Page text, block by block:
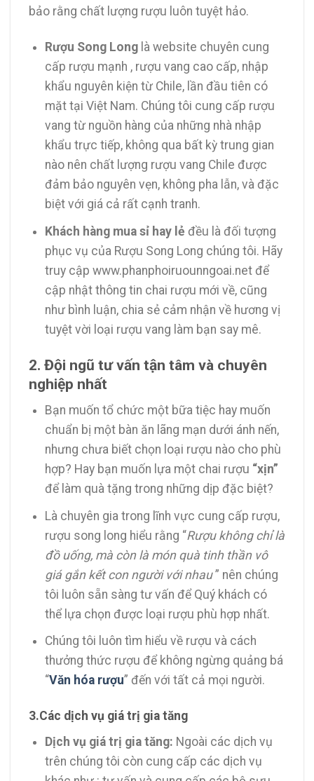
bảo rằng chất lượng rượu luôn tuyệt hảo.
Rượu Song Long là website chuyên cung
cấp rượu mạnh , rượu vang cao cấp, nhập
khẩu nguyên kiện từ Chile, lần đầu tiên có
mặt tại Việt Nam. Chúng tôi cung cấp rượu
vang từ nguồn hàng của những nhà nhập
khẩu trực tiếp, không qua bất kỳ trung gian
nào nên chất lượng rượu vang Chile được
đảm bảo nguyên vẹn, không pha lẫn, và đặc
biệt với giá cả rất cạnh tranh.
Khách hàng mua sỉ hay lẻ đều là đối tượng
phục vụ của Rượu Song Long chúng tôi. Hãy
truy cập www.phanphoiruounngoai.net để
cập nhật thông tin chai rượu mới về, cũng
như bình luận, chia sẻ cảm nhận về hương vị
tuyệt vời loại rượu vang làm bạn say mê.
2. Đội ngũ tư vấn tận tâm và chuyên
nghiệp nhất
Bạn muốn tổ chức một bữa tiệc hay muốn
chuẩn bị một bàn ăn lãng mạn dưới ánh nến,
nhưng chưa biết chọn loại rượu nào cho phù
hợp? Hay bạn muốn lựa một chai rượu “xịn”
để làm quà tặng trong những dịp đặc biệt?
Là chuyên gia trong lĩnh vực cung cấp rượu,
rượu song long hiểu rằng “Rượu không chỉ là
đồ uống, mà còn là món quà tinh thần vô
giá gắn kết con người với nhau” nên chúng
tôi luôn sẵn sàng tư vấn để Quý khách có
thể lựa chọn được loại rượu phù hợp nhất.
Chúng tôi luôn tìm hiểu về rượu và cách
thưởng thức rượu để không ngừng quảng bá
“Văn hóa rượu” đến với tất cả mọi người.
3.Các dịch vụ giá trị gia tăng
Dịch vụ giá trị gia tăng: Ngoài các dịch vụ
trên chúng tôi còn cung cấp các dịch vụ